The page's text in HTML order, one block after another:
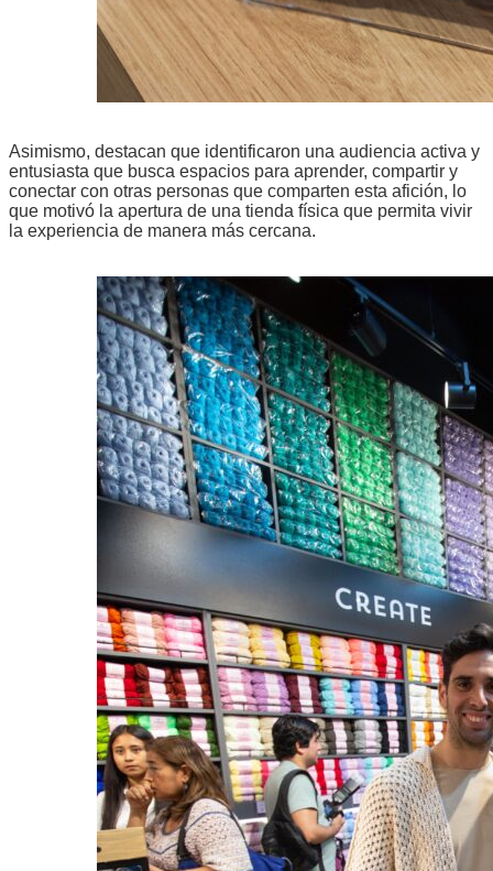
Asimismo, destacan que identificaron una audiencia activa y
entusiasta que busca espacios para aprender, compartir y
conectar con otras personas que comparten esta afición, lo
que motivó la apertura de una tienda física que permita vivir
la experiencia de manera más cercana.